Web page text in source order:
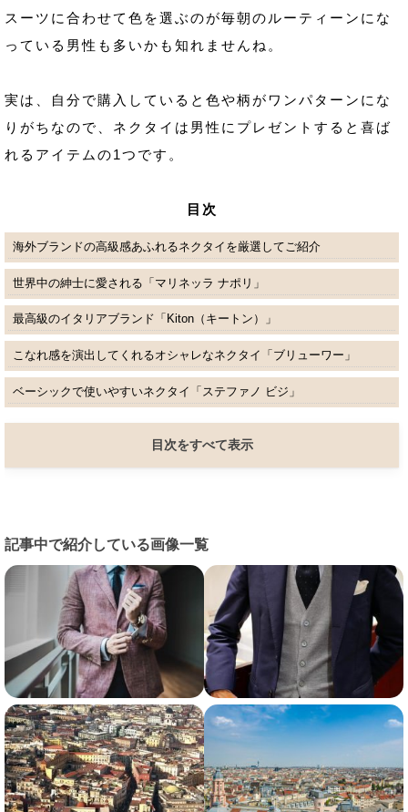
スーツに合わせて色を選ぶのが毎朝のルーティーンにな
っている男性も多いかも知れませんね。
実は、自分で購入していると色や柄がワンパターンにな
りがちなので、ネクタイは男性にプレゼントすると喜ば
れるアイテムの1つです。
目次
海外ブランドの高級感あふれるネクタイを厳選してご紹介
世界中の紳士に愛される「マリネッラ ナポリ」
最高級のイタリアブランド「Kiton（キートン）」
こなれ感を演出してくれるオシャレなネクタイ「ブリューワー」
ベーシックで使いやすいネクタイ「ステファノ ビジ」
目次をすべて表示
記事中で紹介している画像一覧